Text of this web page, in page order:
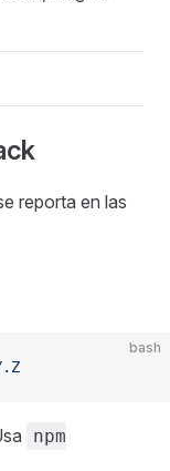
reporta en las
bash
npm